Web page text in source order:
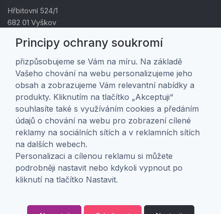
Hřbitovní 524/1
682 01 Vyškov
DIČ: CZ01805878
Zákaznická péče
Doprava a platba
Obchodní podmínky
Ochrana osobních údajů
Nastavení soukromí
O nás
Principy ochrany soukromí
přizpůsobujeme se Vám na míru. Na základě
Vašeho chování na webu personalizujeme jeho
obsah a zobrazujeme Vám relevantní nabídky a
produkty. Kliknutím na tlačítko „Akceptuji“
souhlasíte také s využíváním cookies a předáním
údajů o chování na webu pro zobrazení cílené
reklamy na sociálních sítích a v reklamních sítích
na dalších webech.
Personalizaci a cílenou reklamu si můžete
podrobněji nastavit nebo kdykoli vypnout po
kliknutí na tlačítko Nastavit.